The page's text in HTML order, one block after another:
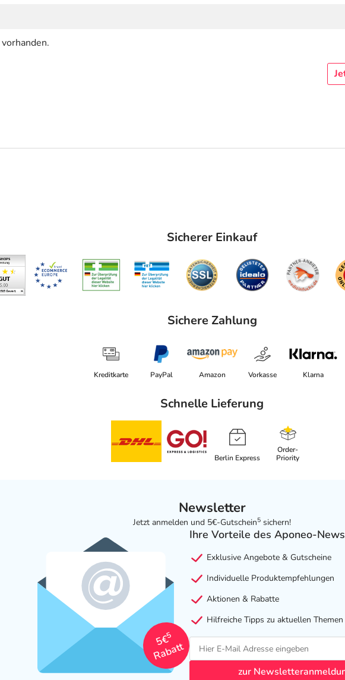
Sicherer Einkauf
Sichere Zahlung
Kreditkarte PayPal Amazon Vorkasse Klarna
Schnelle Lieferung
Berlin Express
Order-
Priority
Newsletter
Jetzt anmelden und 5€-Gutschein5 sichern!
5€
5
Rabatt
Ihre Vorteile des Aponeo-
Exklusive Angebote & Gutscheine
Individuelle Produktempfehlungen
Aktionen & Rabatte
Hilfreiche Tipps zu aktuellen Themen
zur